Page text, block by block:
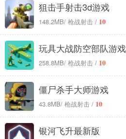
狙击手射击3d游戏
148.2MB/ 枪战射击 / 10
玩具大战防空部队游戏
258.8MB/ 枪战射击 / 10
僵尸杀手大师游戏
43.8MB/ 枪战射击 / 10
银河飞升最新版